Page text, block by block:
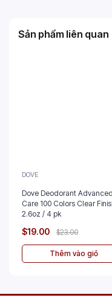
Sản phẩm liên quan
DOVE
Dove Deodorant Advanced
Care 100 Colors Clear
2.6oz / 4 pk
$19.00 $23.00
Thêm vào giỏ